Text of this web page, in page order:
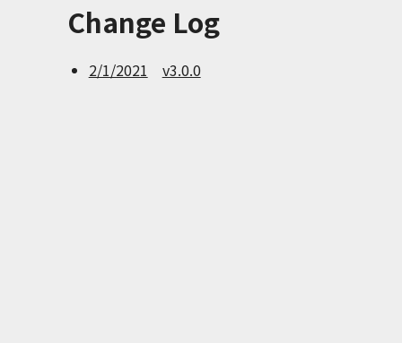
Change Log
2/1/2021 v3.0.0